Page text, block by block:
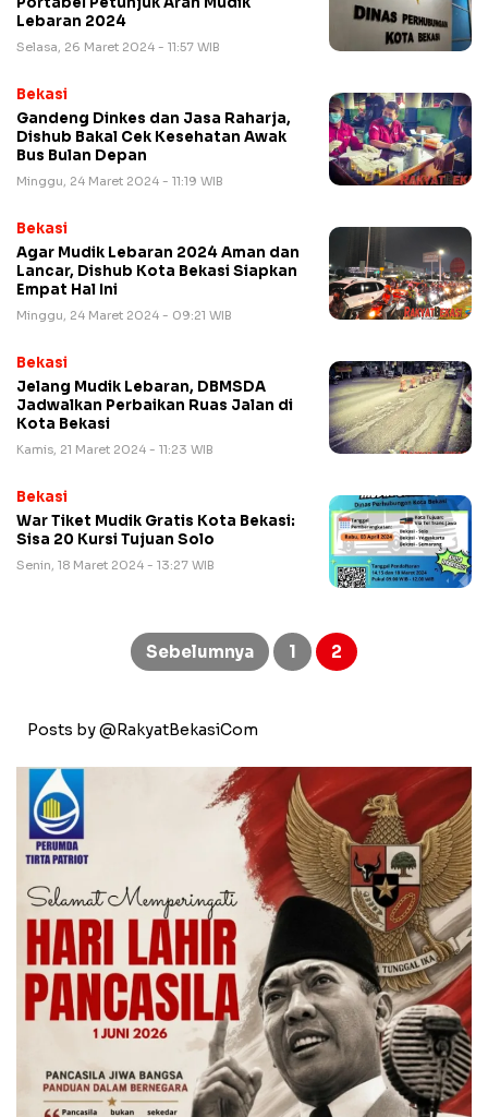
Lebaran 2024
Selasa, 26 Maret 2024 - 11:57 WIB
Bekasi
Gandeng Dinkes dan Jasa Raharja,
Dishub Bakal Cek Kesehatan Awak
Bus Bulan Depan
Minggu, 24 Maret 2024 - 11:19 WIB
Bekasi
Agar Mudik Lebaran 2024 Aman dan
Lancar, Dishub Kota Bekasi Siapkan
Empat Hal Ini
Minggu, 24 Maret 2024 - 09:21 WIB
Bekasi
Jelang Mudik Lebaran, DBMSDA
Jadwalkan Perbaikan Ruas Jalan di
Kota Bekasi
Kamis, 21 Maret 2024 - 11:23 WIB
Bekasi
War Tiket Mudik Gratis Kota Bekasi:
Sisa 20 Kursi Tujuan Solo
Senin, 18 Maret 2024 - 13:27 WIB
Paginasi
Sebelumnya 1 2
Posts by @RakyatBekasiCom